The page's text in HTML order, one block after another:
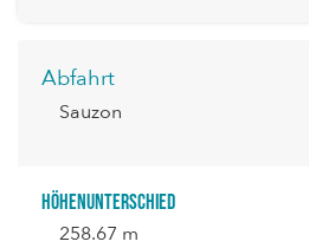
Abfahrt
Sauzon
Höhenunterschied
258.67 m